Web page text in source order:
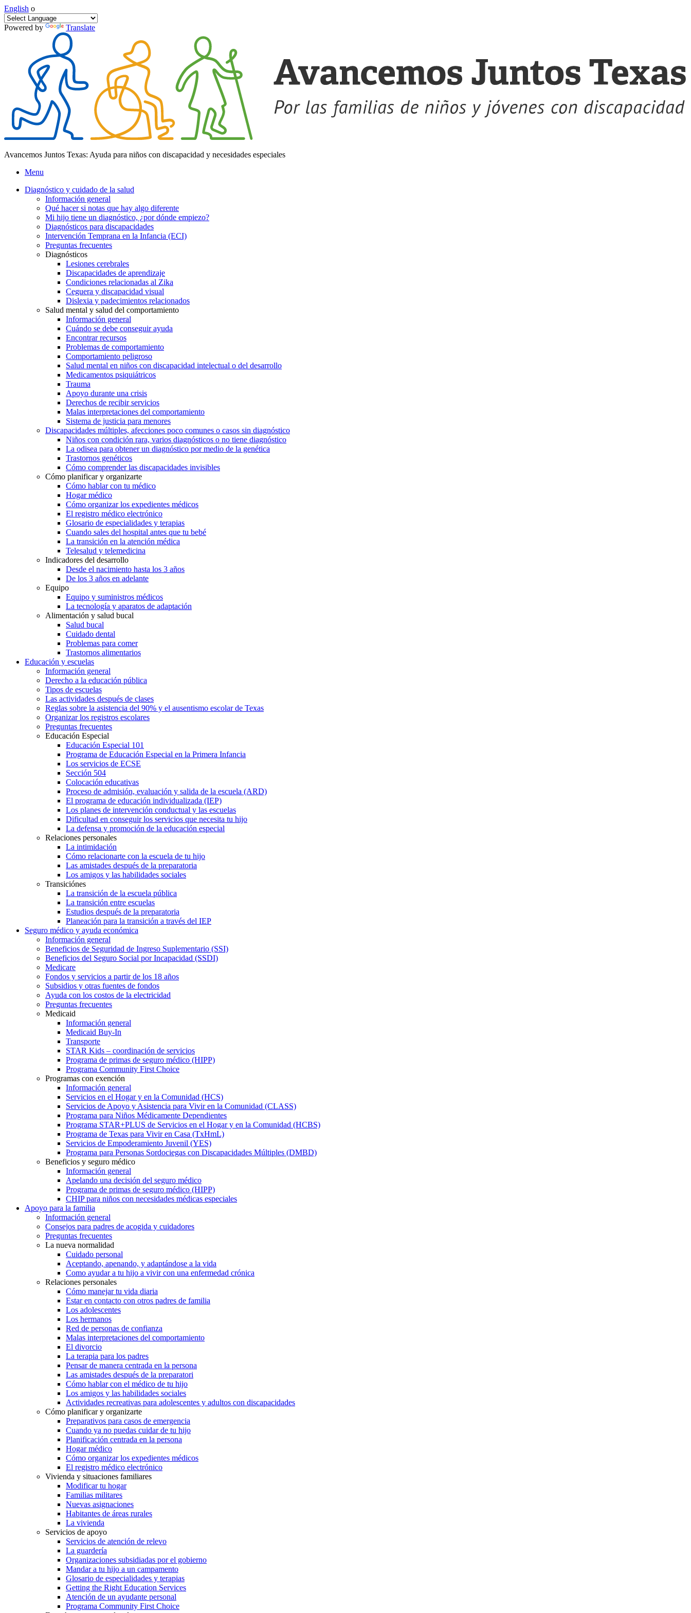
English o
Powered by Translate
Avancemos Juntos Texas: Ayuda para niños con discapacidad y necesidades especiales
Menu
Diagnóstico y cuidado de la salud
Información general
Qué hacer si notas que hay algo diferente
Mi hijo tiene un diagnóstico, ¿por dónde empiezo?
Diagnósticos para discapacidades
Intervención Temprana en la Infancia (ECI)
Preguntas frecuentes
Diagnósticos
Lesiones cerebrales
Discapacidades de aprendizaje
Condiciones relacionadas al Zika
Ceguera y discapacidad visual
Dislexia y padecimientos relacionados
Salud mental y salud del comportamiento
Información general
Cuándo se debe conseguir ayuda
Encontrar recursos
Problemas de comportamiento
Comportamiento peligroso
Salud mental en niños con discapacidad intelectual o del desarrollo
Medicamentos psiquiátricos
Trauma
Apoyo durante una crisis
Derechos de recibir servicios
Malas interpretaciones del comportamiento
Sistema de justicia para menores
Discapacidades múltiples, afecciones poco comunes o casos sin diagnóstico
Niños con condición rara, varios diagnósticos o no tiene diagnóstico
La odisea para obtener un diagnóstico por medio de la genética
Trastornos genéticos
Cómo comprender las discapacidades invisibles
Cómo planificar y organizarte
Cómo hablar con tu médico
Hogar médico
Cómo organizar los expedientes médicos
El registro médico electrónico
Glosario de especialidades y terapias
Cuando sales del hospital antes que tu bebé
La transición en la atención médica
Telesalud y telemedicina
Indicadores del desarrollo
Desde el nacimiento hasta los 3 años
De los 3 años en adelante
Equipo
Equipo y suministros médicos
La tecnología y aparatos de adaptación
Alimentación y salud bucal
Salud bucal
Cuidado dental
Problemas para comer
Trastornos alimentarios
Educación y escuelas
Información general
Derecho a la educación pública
Tipos de escuelas
Las actividades después de clases
Reglas sobre la asistencia del 90% y el ausentismo escolar de Texas
Organizar los registros escolares
Preguntas frecuentes
Educación Especial
Educación Especial 101
Programa de Educación Especial en la Primera Infancia
Los servicios de ECSE
Sección 504
Colocación educativas
Proceso de admisión, evaluación y salida de la escuela (ARD)
El programa de educación individualizada (IEP)
Los planes de intervención conductual y las escuelas
Dificultad en conseguir los servicios que necesita tu hijo
La defensa y promoción de la educación especial
Relaciones personales
La intimidación
Cómo relacionarte con la escuela de tu hijo
Las amistades después de la preparatoria
Los amigos y las habilidades sociales
Transiciónes
La transición de la escuela pública
La transición entre escuelas
Estudios después de la preparatoria
Planeación para la transición a través del IEP
Seguro médico y ayuda económica
Información general
Beneficios de Seguridad de Ingreso Suplementario (SSI)
Beneficios del Seguro Social por Incapacidad (SSDI)
Medicare
Fondos y servicios a partir de los 18 años
Subsidios y otras fuentes de fondos
Ayuda con los costos de la electricidad
Preguntas frecuentes
Medicaid
Información general
Medicaid Buy-In
Transporte
STAR Kids – coordinación de servicios
Programa de primas de seguro médico (HIPP)
Programa Community First Choice
Programas con exención
Información general
Servicios en el Hogar y en la Comunidad (HCS)
Servicios de Apoyo y Asistencia para Vivir en la Comunidad (CLASS)
Programa para Niños Médicamente Dependientes
Programa STAR+PLUS de Servicios en el Hogar y en la Comunidad (HCBS)
Programa de Texas para Vivir en Casa (TxHmL)
Servicios de Empoderamiento Juvenil (YES)
Programa para Personas Sordociegas con Discapacidades Múltiples (DMBD)
Beneficios y seguro médico
Información general
Apelando una decisión del seguro médico
Programa de primas de seguro médico (HIPP)
CHIP para niños con necesidades médicas especiales
Apoyo para la familia
Información general
Consejos para padres de acogida y cuidadores
Preguntas frecuentes
La nueva normalidad
Cuidado personal
Aceptando, apenando, y adaptándose a la vida
Como ayudar a tu hijo a vivir con una enfermedad crónica
Relaciones personales
Cómo manejar tu vida diaria
Estar en contacto con otros padres de familia
Los adolescentes
Los hermanos
Red de personas de confianza
Malas interpretaciones del comportamiento
El divorcio
La terapia para los padres
Pensar de manera centrada en la persona
Las amistades después de la preparatori
Cómo hablar con el médico de tu hijo
Los amigos y las habilidades sociales
Actividades recreativas para adolescentes y adultos con discapacidades
Cómo planificar y organizarte
Preparativos para casos de emergencia
Cuando ya no puedas cuidar de tu hijo
Planificación centrada en la persona
Hogar médico
Cómo organizar los expedientes médicos
El registro médico electrónico
Vivienda y situaciones familiares
Modificar tu hogar
Familias militares
Nuevas asignaciones
Habitantes de áreas rurales
La vivienda
Servicios de apoyo
Servicios de atención de relevo
La guardería
Organizaciones subsidiadas por el gobierno
Mandar a tu hijo a un campamento
Glosario de especialidades y terapias
Getting the Right Education Services
Atención de un ayudante personal
Programa Community First Choice